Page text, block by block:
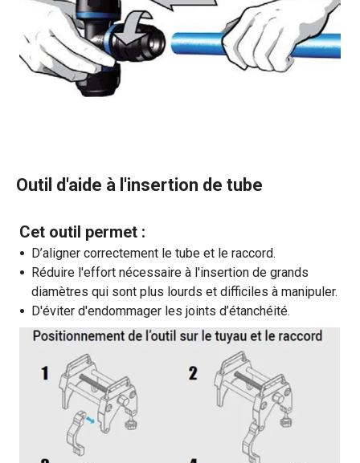
Outil d'aide à l'insertion de tube
Cet outil permet :
D’aligner correctement le tube et le raccord.
Réduire l'effort nécessaire à l'insertion de grands
diamètres qui sont plus lourds et difficiles à manipuler.
D'éviter d'endommager les joints d’étanchéité.